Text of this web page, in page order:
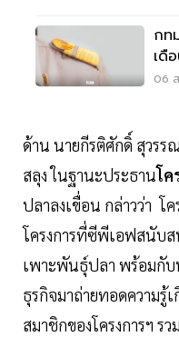
กท
เดื
เงื่
06
ด้าน นายกีรติศักดิ์ สุวร
สลุง ในฐานะประธานโค
ปลาลงเขื่อน กล่าวว่า โ
โครงการที่ซีพีเอฟสนับ
เพาะพันธุ์ปลา พร้อมกับ
ธุรกิจมาถ่ายทอดความรู้
สมาชิกของโครงการฯ